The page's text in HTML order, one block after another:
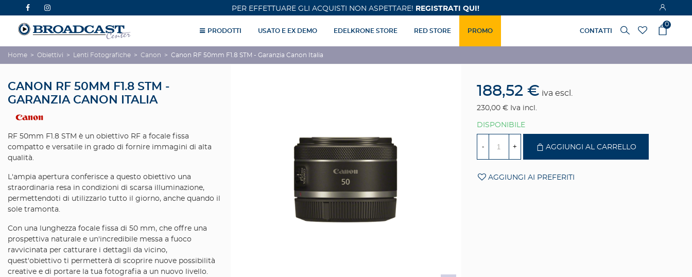
PER EFFETTUARE GLI ACQUISTI NON ASPETTARE! REGISTRATI QUI!
PRODOTTI USATO E EX DEMO EDELKRONE STORE RED STORE PROMO CONTATTI
0
Home > Obiettivi > Lenti Fotografiche > Canon > Canon RF 50mm F1.8 STM - Garanzia Canon Italia
CANON RF 50MM F1.8 STM -
GARANZIA CANON ITALIA
RF 50mm F1.8 STM è un obiettivo RF a focale fissa
compatto e versatile in grado di fornire immagini di alta
qualità.
L'ampia apertura conferisce a questo obiettivo una
straordinaria resa in condizioni di scarsa illuminazione,
permettendoti di utilizzarlo tutto il giorno, anche quando il
sole tramonta.
Con una lunghezza focale fissa di 50 mm, che offre una
prospettiva naturale e un'incredibile messa a fuoco
ravvicinata per catturare i dettagli da vicino,
quest'obiettivo ti permetterà di scoprire nuove possibilità
creative e di portare la tua fotografia a un nuovo livello.
188,52 € iva escl.
230,00 € Iva incl.
DISPONIBILE
- + AGGIUNGI AL CARRELLO
AGGIUNGI AI PREFERITI